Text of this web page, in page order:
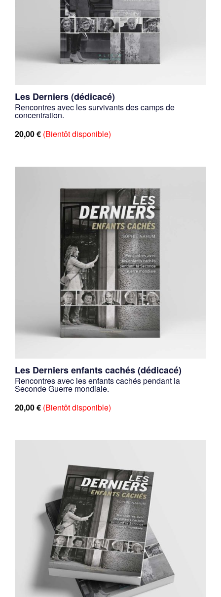
Les Derniers (dédicacé)
Rencontres avec les survivants des camps de
concentration.
20,00€ (Bientôt disponible)
Les Derniers enfants cachés (dédicacé)
Rencontres avec les enfants cachés pendant la
Seconde Guerre mondiale.
20,00€ (Bientôt disponible)